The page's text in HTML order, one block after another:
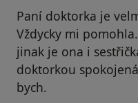
Paní doktorka je
Vždycky mi
jinak je ona i
doktorkou
bych.